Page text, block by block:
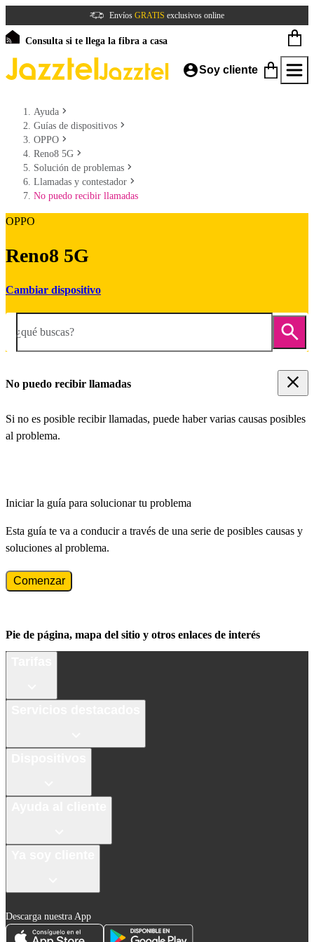
Envíos GRATIS exclusivos online
Consulta si te llega la fibra a casa
Soy cliente
Ayuda
Guías de dispositivos
OPPO
Reno8 5G
Solución de problemas
Llamadas y contestador
No puedo recibir llamadas
OPPO
Reno8 5G
Cambiar dispositivo
¿qué buscas?
No puedo recibir llamadas
Si no es posible recibir llamadas, puede haber varias causas posibles
al problema.
Iniciar la guía para solucionar tu problema
Esta guía te va a conducir a través de una serie de posibles causas y
soluciones al problema.
Comenzar
Pie de página, mapa del sitio y otros enlaces de interés
Descarga nuestra App